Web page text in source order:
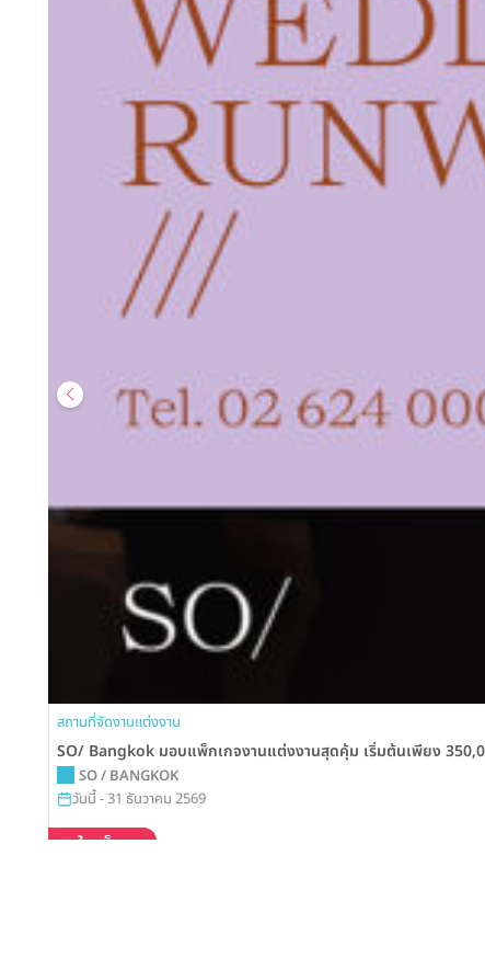
สถานที่จัดงานแต่งงาน
SO/ Bangkok มอบแพ็กเกจงานแต่งงานสุดคุ้ม เริ่มต้นเพียง
SO / BANGKOK
วันนี้ - 31 ธันวาคม 2569
สนใจแพ็กเกจ